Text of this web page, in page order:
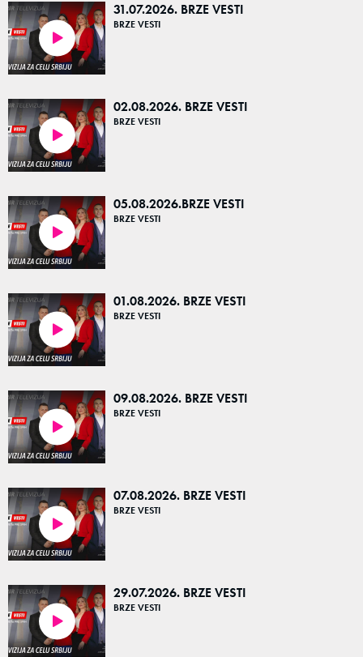
31.07.2026. BRZE VESTI
BRZE VESTI
02.08.2026. BRZE VESTI
BRZE VESTI
05.08.2026.BRZE VESTI
BRZE VESTI
01.08.2026. BRZE VESTI
BRZE VESTI
09.08.2026. BRZE VESTI
BRZE VESTI
07.08.2026. BRZE VESTI
BRZE VESTI
29.07.2026. BRZE VESTI
BRZE VESTI